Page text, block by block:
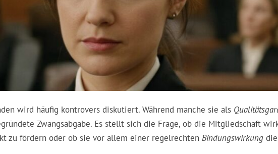
wird häufig kontrovers diskutiert. Während manche sie als
Zwangsabgabe. Es stellt sich die Frage, ob die Mitgliedschaft
zu fördern oder ob sie vor allem einer regelrechten Bindungswirkung